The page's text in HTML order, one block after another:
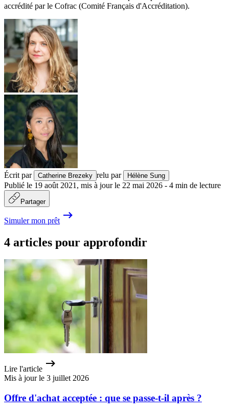
accrédité par le Cofrac (Comité Français d'Accréditation).
Écrit par Catherine Brezeky relu par Hélène Sung
Publié le 19 août 2021 , mis à jour le 22 mai 2026 - 4 min de lecture
Partager
Simuler mon prêt
4 articles pour approfondir
Lire l'article
Mis à jour le 3 juillet 2026
Offre d'achat acceptée : que se passe-t-il après ?